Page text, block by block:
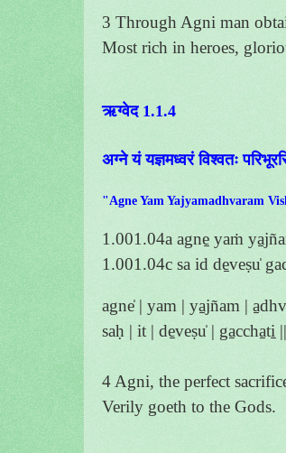
3 Through Agni man
Most rich in heroes,
ऋग्वेद 1.1.4
अग्ने यं यज्ञमध्वरं विश्वतः
"Agne Yam Yajyamadhvaram
1.001.04a agne̱ yaṁ
1.001.04c sa id de̱veṣu̍
agne̍ | yam | ya̱jñam |
saḥ | it | de̱veṣu̍ | ga̱ccha̱ti̱
4 Agni, the perfect
Verily goeth to the Gods.